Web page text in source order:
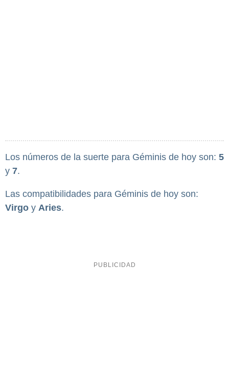
Los números de la suerte para Géminis de hoy son: 5
y 7.
Las compatibilidades para Géminis de hoy son:
Virgo y Aries.